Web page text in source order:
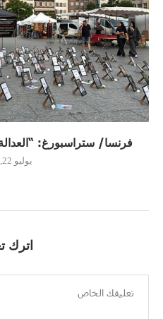
فرنسا/ ستراسبورغ:
يوليو 22, 2026
اترك